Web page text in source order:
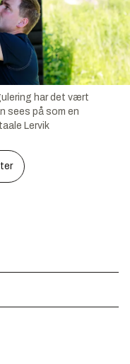
har det vært
sees på som en
Lervik